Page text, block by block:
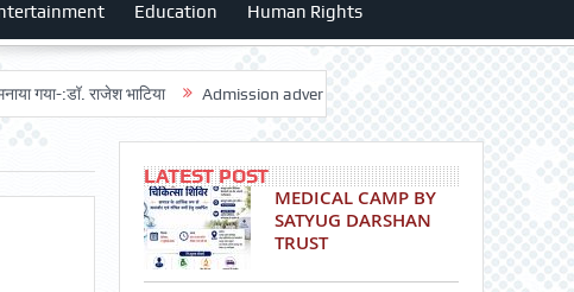
Education Human Rights
राजेश भाटिया Admission advertisment श्री हनुमान मंदिर 3डी-42 का
LATEST POST
MEDICAL CAMP BY
SATYUG DARSHAN
TRUST